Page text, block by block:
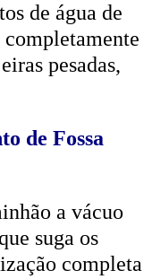
de água de
pesadas,
de Fossa
a vácuo
suga os
completa